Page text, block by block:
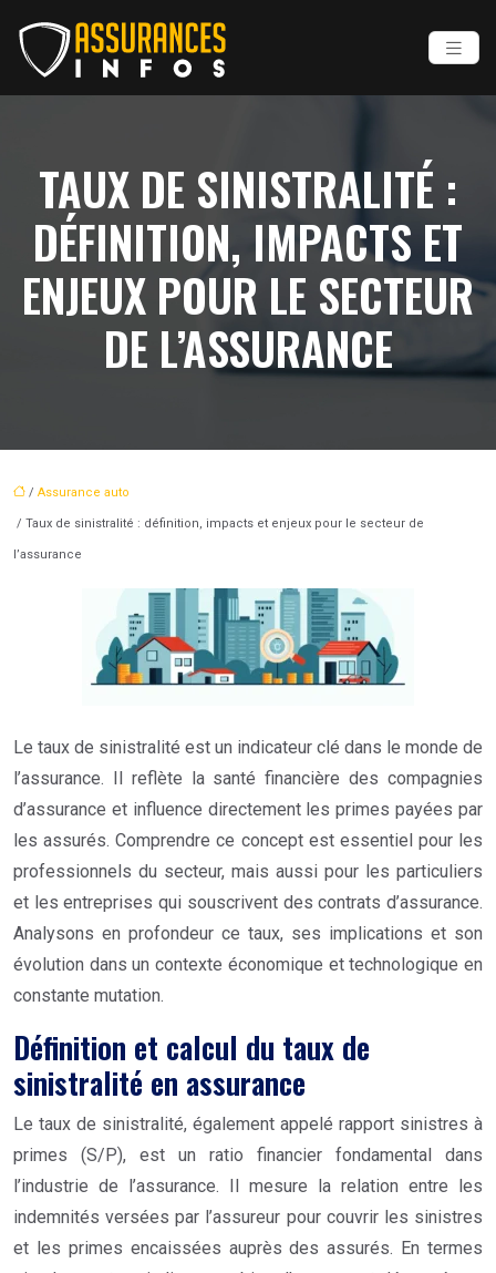
TAUX DE SINISTRALITÉ :
DÉFINITION, IMPACTS ET
ENJEUX POUR LE SECTEUR
DE L’ASSURANCE
/ Assurance auto
/ Taux de sinistralité : définition, impacts et enjeux pour le secteur de
l’assurance
Le taux de sinistralité est un indicateur clé dans le monde de
l’assurance. Il reflète la santé financière des compagnies
d’assurance et influence directement les primes payées par
les assurés. Comprendre ce concept est essentiel pour les
professionnels du secteur, mais aussi pour les particuliers
et les entreprises qui souscrivent des contrats d’assurance.
Analysons en profondeur ce taux, ses implications et son
évolution dans un contexte économique et technologique en
constante mutation.
Définition et calcul du taux de
sinistralité en assurance
Le taux de sinistralité, également appelé rapport sinistres à
primes (S/P), est un ratio financier fondamental dans
l’industrie de l’assurance. Il mesure la relation entre les
indemnités versées par l’assureur pour couvrir les sinistres
et les primes encaissées auprès des assurés. En termes